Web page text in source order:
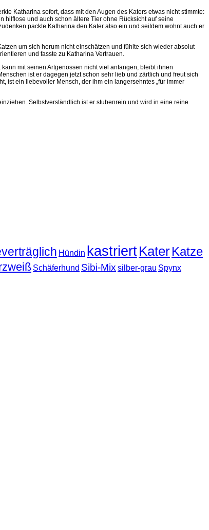
Katharina sofort, dass mit den Augen des Katers etwas nicht stimmte:
hilflose und auch schon ältere Tier ohne Rücksicht auf seine
packte Katharina den Kater also ein und seitdem wohnt auch er
um sich herum nicht einschätzen und fühlte sich wieder absolut
und fasste zu Katharina Vertrauen.
mit seinen Artgenossen nicht viel anfangen, bleibt ihnen
ist er dagegen jetzt schon sehr lieb und zärtlich und freut sich
ist ein liebevoller Mensch, der ihm ein langersehntes „für immer
Selbstverständlich ist er stubenrein und wird in eine reine
Hündin kastriertKaterKatze
Schäferhund Sibi-Mix silber-grau Spynx